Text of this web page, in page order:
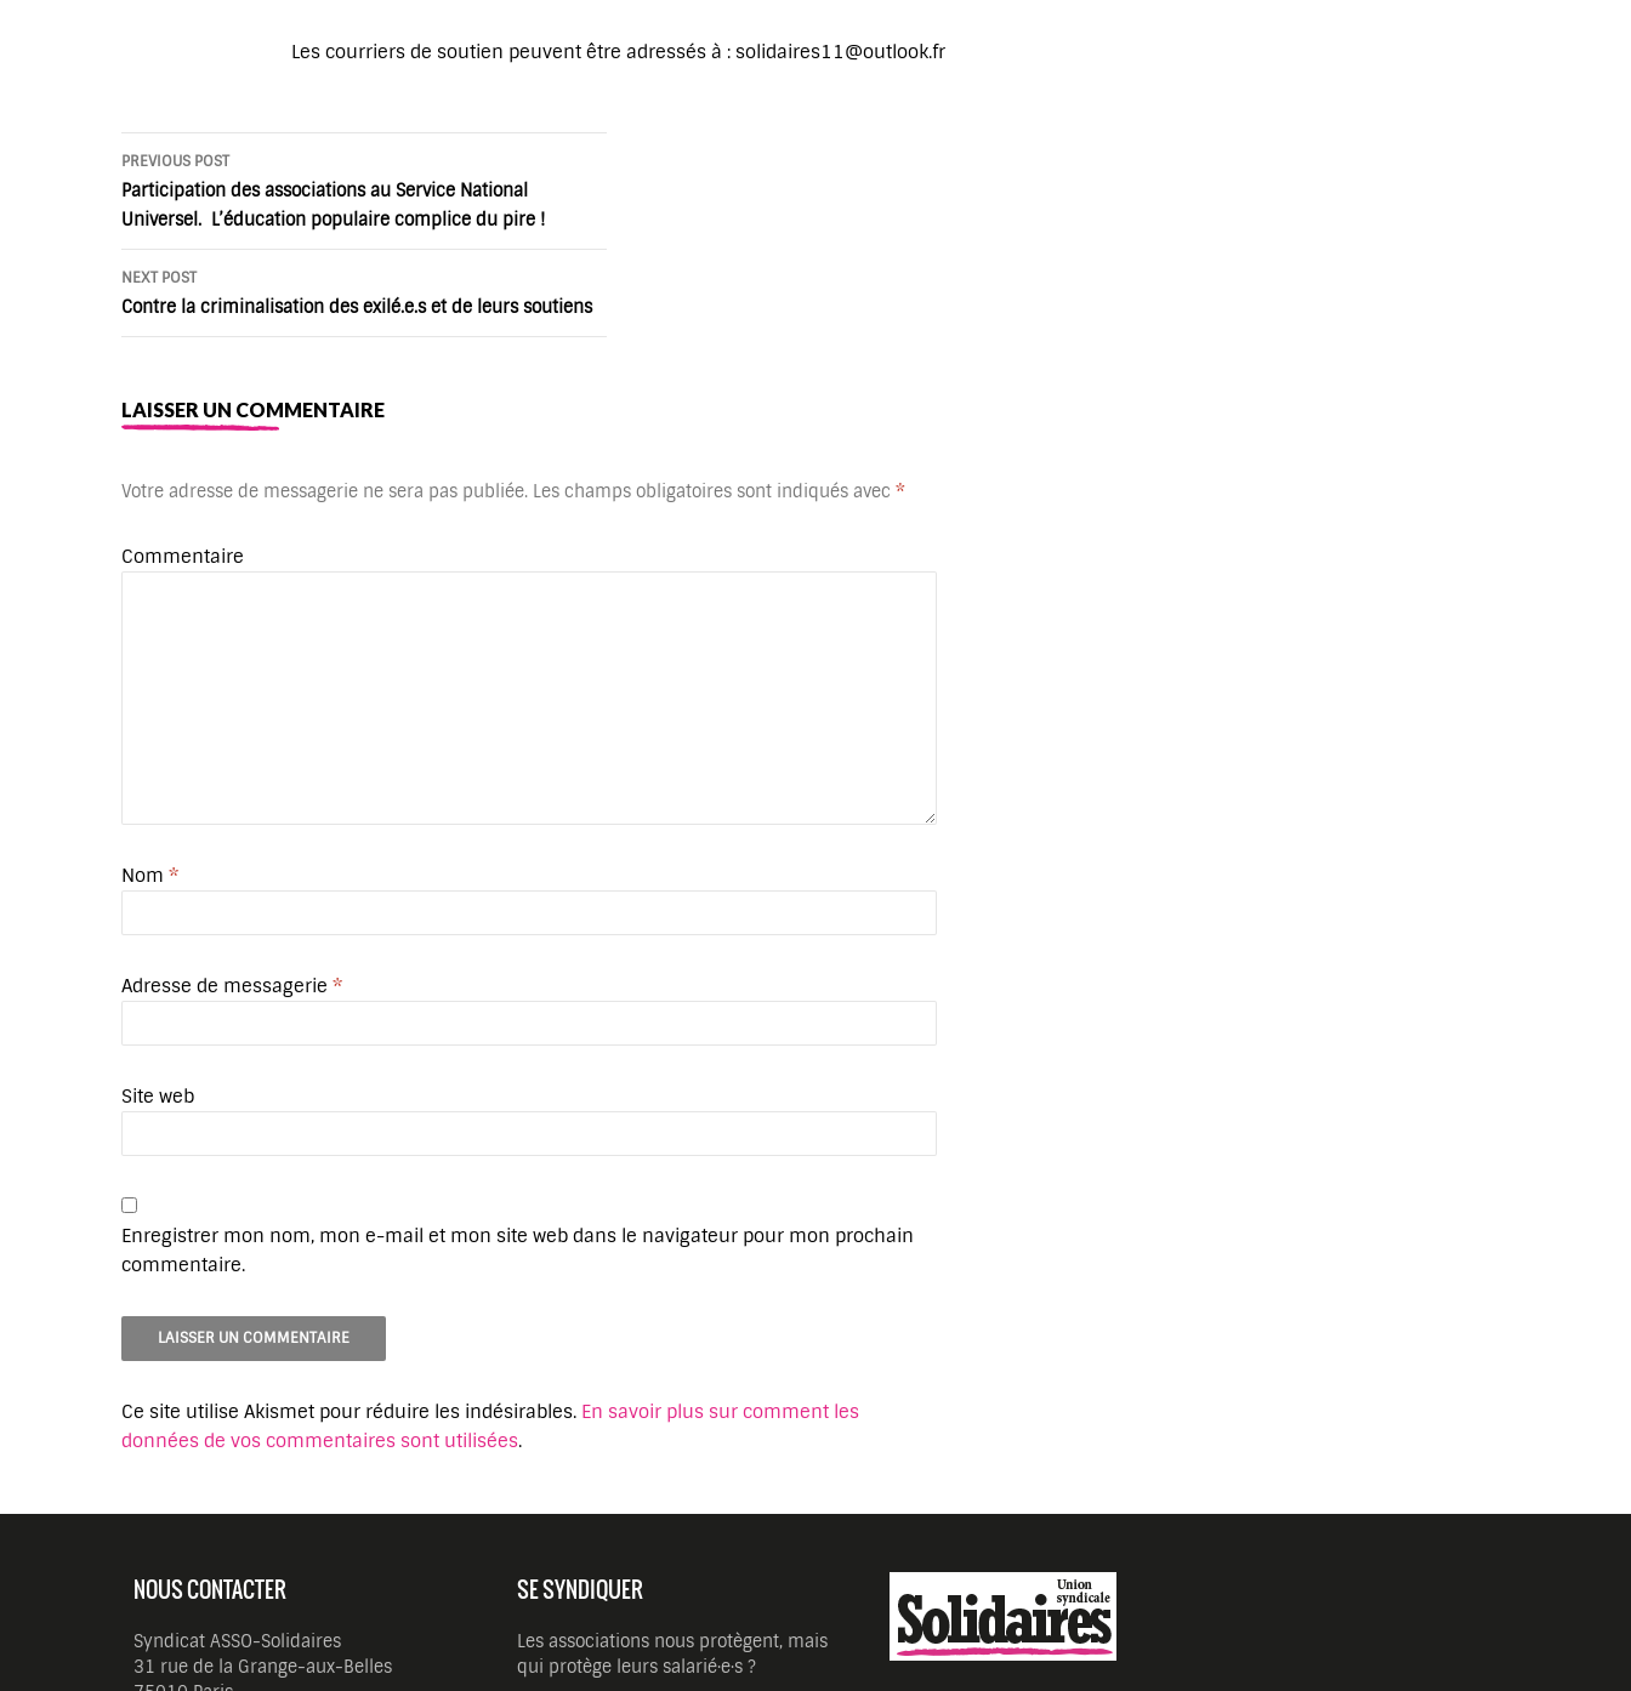
Les courriers de soutien peuvent être adressés à : solidaires11@outlook.fr
Post
navigation
PREVIOUS POST
Participation des associations au Service National
Universel. L’éducation populaire complice du pire !
NEXT POST
Contre la criminalisation des exilé.e.s et de leurs soutiens
LAISSER UN COMMENTAIRE
Votre adresse de messagerie ne sera pas publiée. Les champs obligatoires sont indiqués avec *
Commentaire
Nom *
Adresse de messagerie *
Site web
Enregistrer mon nom, mon e-mail et mon site web dans le navigateur pour mon prochain
commentaire.
Ce site utilise Akismet pour réduire les indésirables. En savoir plus sur comment les
données de vos commentaires sont utilisées.
NOUS CONTACTER
Syndicat ASSO-Solidaires
31 rue de la Grange-aux-Belles
SE SYNDIQUER
Les associations nous protègent, mais
qui protège leurs salarié·e·s ?